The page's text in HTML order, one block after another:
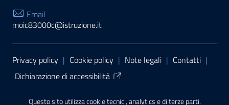
Questo sito utilizza cookie tecnici, analytics e di terze parti.
Email
moic83000c@istruzione.it
Sezione Link Utili
Privacy policy | Cookie policy | Note legali | Contatti |
Dichiarazione di accessibilità